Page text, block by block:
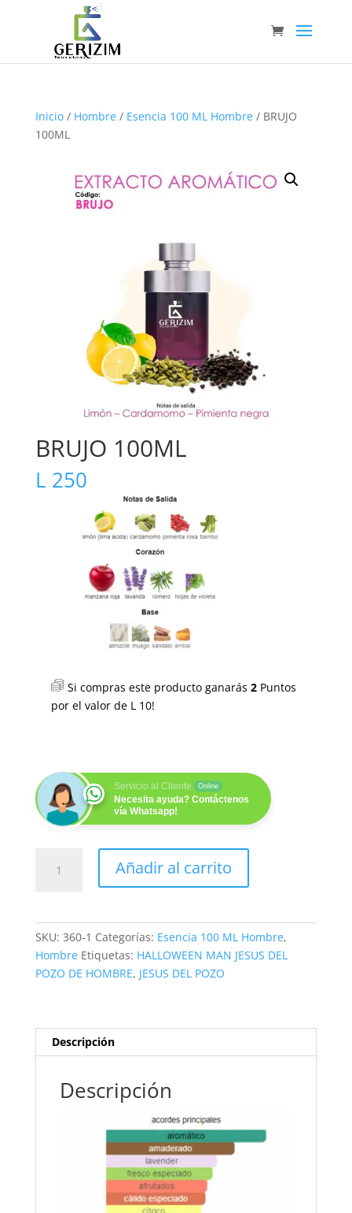
Inicio/ Hombre/ Esencia 100 ML Hombre/ BRUJO
100ML
BRUJO 100ML
L 250
Si compras este producto ganarás 2Puntos
por el valor de L10!
Servicio al Cliente Online
Necesita ayuda? Contáctenos
vía Whatsapp!
100ML
Añadir al carrito
SKU: 360-1 Categorías: Esencia 100 ML Hombre,
Hombre Etiquetas: HALLOWEEN MAN JESUS DEL
POZO DE HOMBRE, JESUS DEL POZO
Descripción
Descripción